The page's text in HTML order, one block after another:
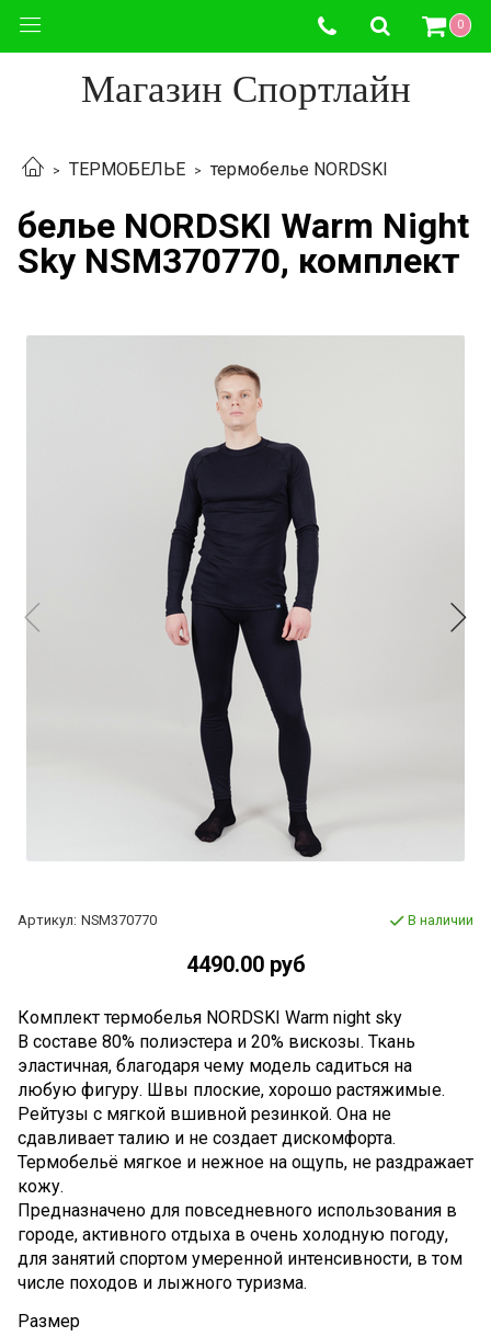
0
Магазин Спортлайн
ТЕРМОБЕЛЬЕ термобелье NORDSKI
белье NORDSKI Warm Night
Sky NSM370770, комплект
Артикул: NSM370770 В наличии
4490.00 руб
Комплект термобелья NORDSKI Warm night sky
В составе 80% полиэстера и 20% вискозы. Ткань
эластичная, благодаря чему модель садиться на
любую фигуру. Швы плоские, хорошо растяжимые.
Рейтузы с мягкой вшивной резинкой. Она не
сдавливает талию и не создает дискомфорта.
Термобельё мягкое и нежное на ощупь, не раздражает
кожу.
Предназначено для повседневного использования в
городе, активного отдыха в очень холодную погоду,
для занятий спортом умеренной интенсивности, в том
числе походов и лыжного туризма.
Размер